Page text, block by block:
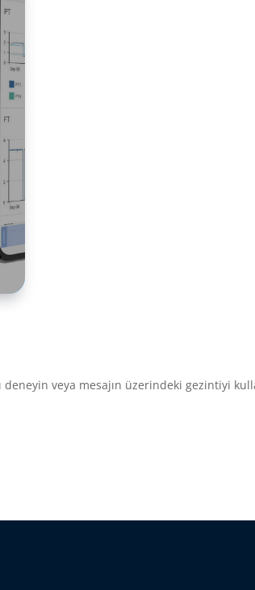
veya mesajın üzerindeki gezintiyi